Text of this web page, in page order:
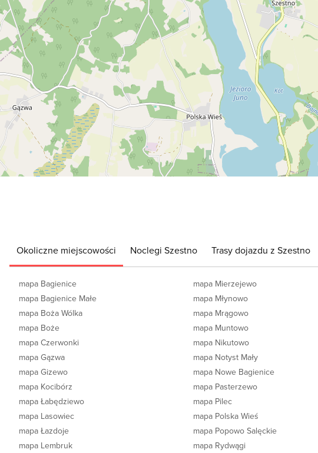
Okoliczne miejscowości Noclegi Szestno Trasy dojazdu z Szestno
mapa Bagienice
mapa Bagienice Małe
mapa Boża Wólka
mapa Boże
mapa Czerwonki
mapa Gązwa
mapa Gizewo
mapa Kocibórz
mapa Łabędziewo
mapa Lasowiec
mapa Łazdoje
mapa Lembruk
mapa Mierzejewo
mapa Młynowo
mapa Mrągowo
mapa Muntowo
mapa Nikutowo
mapa Notyst Mały
mapa Nowe Bagienice
mapa Pasterzewo
mapa Pilec
mapa Polska Wieś
mapa Popowo Salęckie
mapa Rydwągi